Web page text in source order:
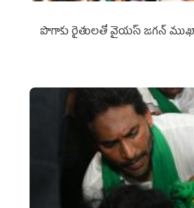
పొగాకు రైతుల‌తో వైయ‌స్ జ‌గ‌న్